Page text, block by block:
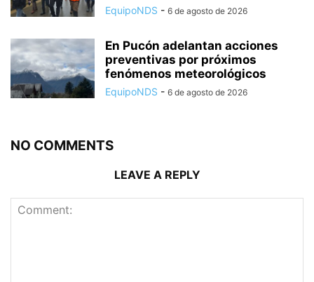
EquipoNDS - 6 de agosto de 2026
En Pucón adelantan acciones
preventivas por próximos
fenómenos meteorológicos
EquipoNDS - 6 de agosto de 2026
NO COMMENTS
LEAVE A REPLY